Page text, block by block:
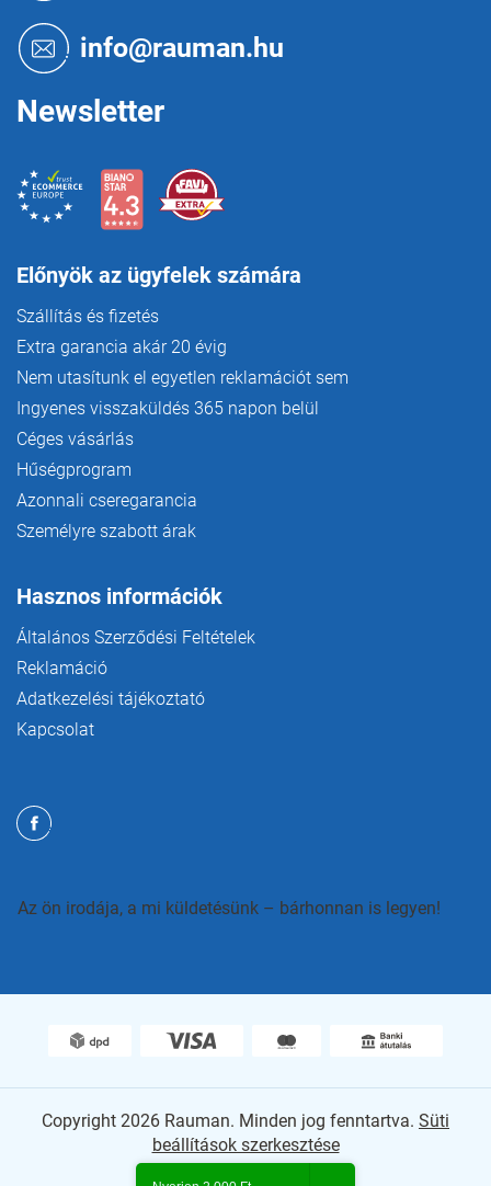
info@rauman.hu
Newsletter
Előnyök az ügyfelek számára
Szállítás és fizetés
Extra garancia akár 20 évig
Nem utasítunk el egyetlen reklamációt sem
Ingyenes visszaküldés 365 napon belül
Céges vásárlás
Hűségprogram
Azonnali cseregarancia
Személyre szabott árak
Hasznos információk
Általános Szerződési Feltételek
Reklamáció
Adatkezelési tájékoztató
Kapcsolat
Az ön irodája, a mi küldetésünk – bárhonnan is legyen!
Copyright 2026 Rauman. Minden jog fenntartva. Süti
beállítások szerkesztése